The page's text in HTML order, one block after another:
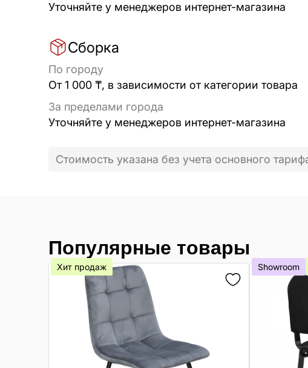
Уточняйте у менеджеров интернет-магазина
Сборка
По городу
От 1 000 ₸, в зависимости от категории товара
За пределами города
Уточняйте у менеджеров интернет-магазина
Стоимость указана без учета основного
Популярные товары
Хит продаж Showroom